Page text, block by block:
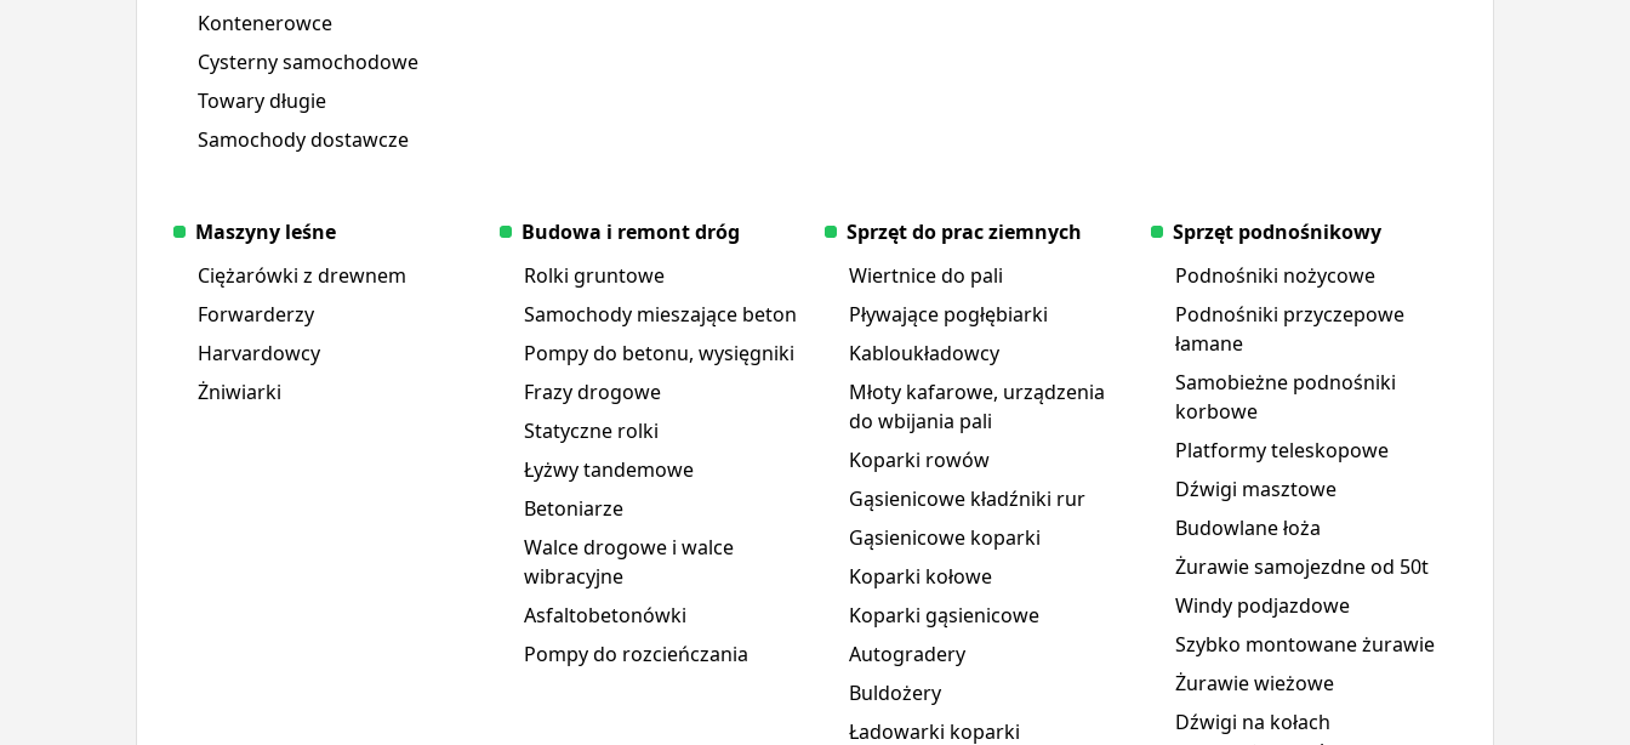
Kontenerowce
Cysterny samochodowe
Towary długie
Samochody dostawcze
Maszyny leśne
Ciężarówki z drewnem
Forwarderzy
Harvardowcy
Żniwiarki
Budowa i remont dróg
Rolki gruntowe
Samochody mieszające beton
Pompy do betonu, wysięgniki
Frazy drogowe
Statyczne rolki
Łyżwy tandemowe
Betoniarze
Walce drogowe i walce
wibracyjne
Asfaltobetonówki
Pompy do rozcieńczania
Sprzęt do prac ziemnych
Wiertnice do pali
Pływające pogłębiarki
Kabloukładowcy
Młoty kafarowe, urządzenia
do wbijania pali
Koparki rowów
Gąsienicowe kładźniki rur
Gąsienicowe koparki
Koparki kołowe
Koparki gąsienicowe
Autogradery
Buldożery
Ładowarki koparki
Sprzęt podnośnikowy
Podnośniki nożycowe
Podnośniki przyczepowe
łamane
Samobieżne podnośniki
korbowe
Platformy teleskopowe
Dźwigi masztowe
Budowlane łoża
Żurawie samojezdne od 50t
Windy podjazdowe
Szybko montowane żurawie
Żurawie wieżowe
Dźwigi na kołach